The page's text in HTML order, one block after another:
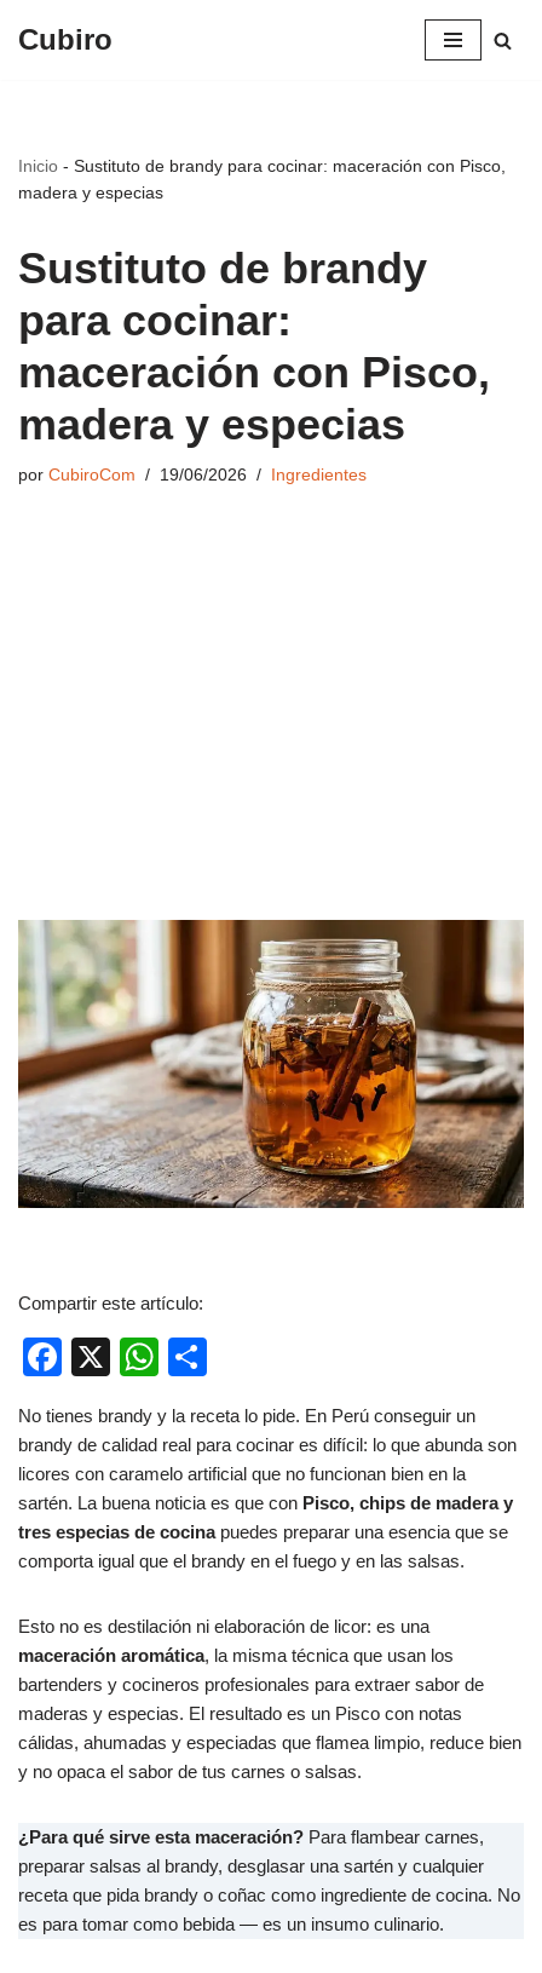
Cubiro
Inicio - Sustituto de brandy para cocinar: maceración con Pisco,
madera y especias
Sustituto de brandy
para cocinar:
maceración con Pisco,
madera y especias
por CubiroCom 19/06/2026 Ingredientes
Compartir este artículo:
F
c
e
b
o
k
X
W
at
s
A
p
m
p
ar
tir
No tienes brandy y la receta lo pide. En Perú conseguir un
brandy de calidad real para cocinar es difícil: lo que abunda son
licores con caramelo artificial que no funcionan bien en la
sartén. La buena noticia es que con Pisco, chips de madera y
tres especias de cocinapuedes preparar una esencia que se
comporta igual que el brandy en el fuego y en las salsas.
Esto no es destilación ni elaboración de licor: es una
maceración aromática, la misma técnica que usan los
bartenders y cocineros profesionales para extraer sabor de
maderas y especias. El resultado es un Pisco con notas
cálidas, ahumadas y especiadas que flamea limpio, reduce bien
y no opaca el sabor de tus carnes o salsas.
¿Para qué sirve esta maceración? Para flambear carnes,
preparar salsas al brandy, desglasar una sartén y cualquier
receta que pida brandy o coñac como ingrediente de cocina. No
es para tomar como bebida — es un insumo culinario.